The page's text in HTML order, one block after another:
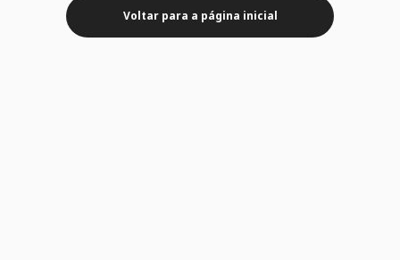
Voltar para a página inicial